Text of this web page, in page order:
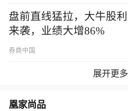
盘前直线猛拉，大牛股
来袭，业绩大增86%
券商中国
展开更多
凰家尚品